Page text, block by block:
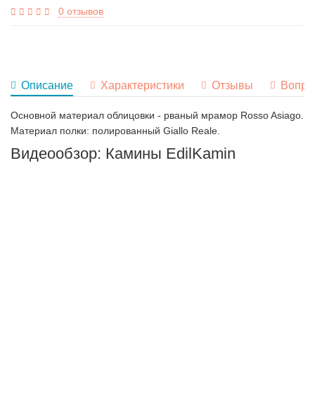
0 отзывов
Описание Характеристики Отзывы
Основной материал облицовки - рваный мрамор Rosso Asiago.
Материал полки: полированный Giallo Reale.
Видеообзор: Камины EdilKamin